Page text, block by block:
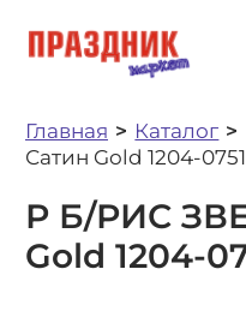
Главная Каталог
Сатин Gold 1204-0751
Р Б/РИС
Gold 1204-